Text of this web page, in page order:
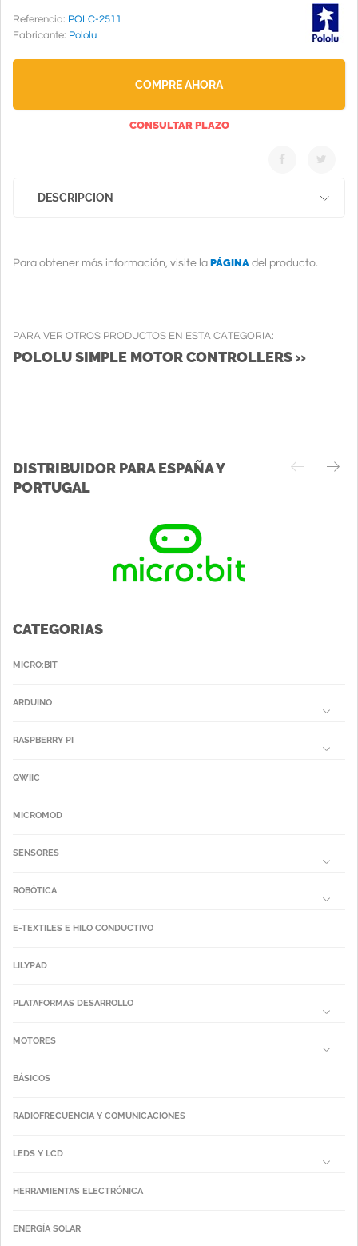
Referencia: POLC-2511
Fabricante: Pololu
COMPRE AHORA
CONSULTAR PLAZO
DESCRIPCION
Para obtener más información, visite la PÁGINA del producto.
PARA VER OTROS PRODUCTOS EN ESTA CATEGORIA:
POLOLU SIMPLE MOTOR CONTROLLERS »
DISTRIBUIDOR PARA ESPAÑA Y
PORTUGAL
CATEGORIAS
MICRO:BIT
ARDUINO
RASPBERRY PI
QWIIC
MICROMOD
SENSORES
ROBÓTICA
E-TEXTILES E HILO CONDUCTIVO
LILYPAD
PLATAFORMAS DESARROLLO
MOTORES
BÁSICOS
RADIOFRECUENCIA Y COMUNICACIONES
LEDS Y LCD
HERRAMIENTAS ELECTRÓNICA
ENERGÍA SOLAR